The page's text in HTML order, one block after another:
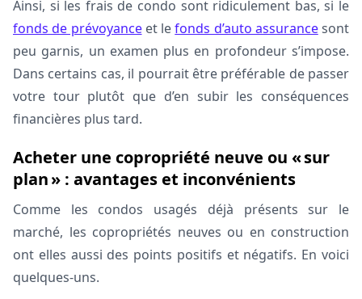
Ainsi, si les frais de condo sont ridiculement bas, si le
fonds de prévoyanceet lefonds d’auto assurancesont
peu garnis, un examen plus en profondeur s’impose.
Dans certains cas, il pourrait être préférable de passer
votre tour plutôt que d’en subir les conséquences
financières plus tard.
Acheter une copropriété neuve ou « sur
plan » : avantages et inconvénients
Comme les condos usagés déjà présents sur le
marché, les copropriétés neuves ou en construction
ont elles aussi des points positifs et négatifs. En voici
quelques-uns.